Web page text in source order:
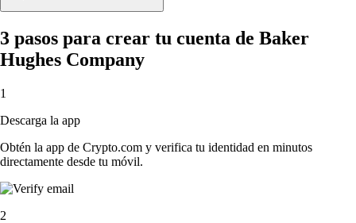
3 pasos para crear tu cuenta de Baker
Hughes Company
1
Descarga la app
Obtén la app de Crypto.com y verifica tu identidad en minutos
directamente desde tu móvil.
2